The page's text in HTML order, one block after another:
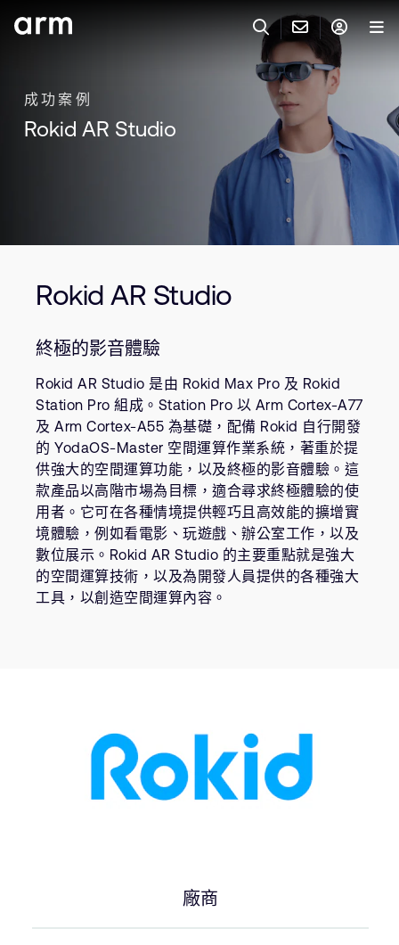
聯絡技術支援
Flexible Access 企業版
其他事項
Arm Integrity Helpline
人才招募
研究合作
網站
投資者
通報安全漏洞
Arm 全球總部
Arm 帳號
產品
開發者
支援與訓練
公司資訊
成功案例
Rokid AR Studio
Rokid AR Studio
終極的影音體驗
Rokid AR Studio 是由 Rokid Max Pro 及 Rokid
Station Pro 組成。Station Pro 以 Arm Cortex-A77
及 Arm Cortex-A55 為基礎，配備 Rokid 自行開發
的 YodaOS-Master 空間運算作業系統，著重於提
供強大的空間運算功能，以及終極的影音體驗。這
款產品以高階市場為目標，適合尋求終極體驗的使
用者。它可在各種情境提供輕巧且高效能的擴增實
境體驗，例如看電影、玩遊戲、辦公室工作，以及
數位展示。Rokid AR Studio 的主要重點就是強大
的空間運算技術，以及為開發人員提供的各種強大
工具，以創造空間運算內容。
廠商